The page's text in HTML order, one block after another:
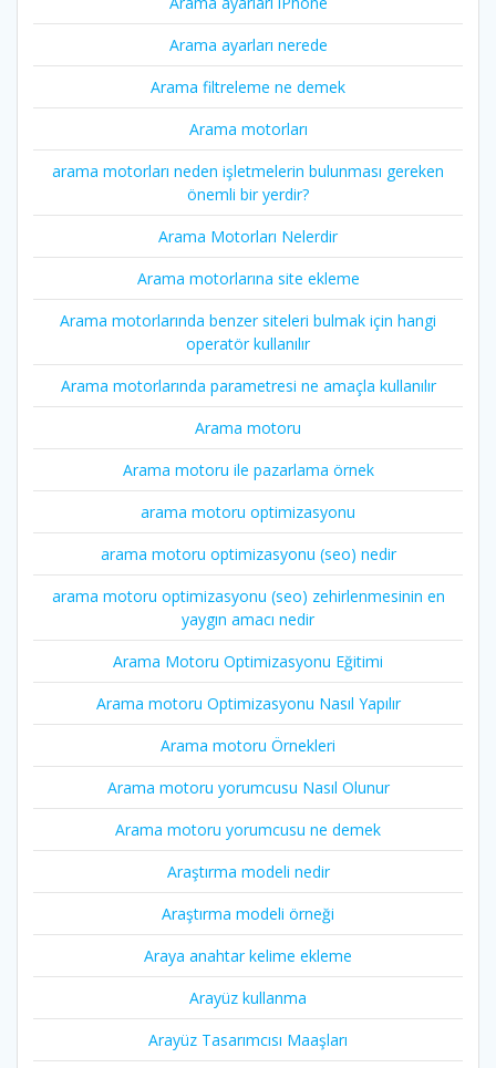
Arama ayarları nerede
Arama filtreleme ne demek
Arama motorları
arama motorları neden işletmelerin bulunması gereken
önemli bir yerdir?
Arama Motorları Nelerdir
Arama motorlarına site ekleme
Arama motorlarında benzer siteleri bulmak için hangi
operatör kullanılır
Arama motorlarında parametresi ne amaçla kullanılır
Arama motoru
Arama motoru ile pazarlama örnek
arama motoru optimizasyonu
arama motoru optimizasyonu (seo) nedir
arama motoru optimizasyonu (seo) zehirlenmesinin en
yaygın amacı nedir
Arama Motoru Optimizasyonu Eğitimi
Arama motoru Optimizasyonu Nasıl Yapılır
Arama motoru Örnekleri
Arama motoru yorumcusu Nasıl Olunur
Arama motoru yorumcusu ne demek
Araştırma modeli nedir
Araştırma modeli örneği
Araya anahtar kelime ekleme
Arayüz kullanma
Arayüz Tasarımcısı Maaşları